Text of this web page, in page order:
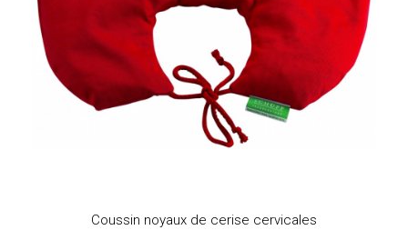
Coussin noyaux de cerise cervicales